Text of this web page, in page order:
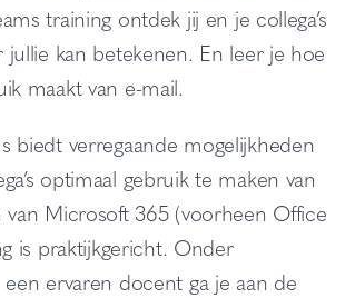
training ontdek jij en je collega’s
jullie kan betekenen. En leer je hoe
maakt van e-mail.
biedt verregaande mogelijkheden
optimaal gebruik te maken van
van Microsoft 365 (voorheen Office
is praktijkgericht. Onder
een ervaren docent ga je aan de